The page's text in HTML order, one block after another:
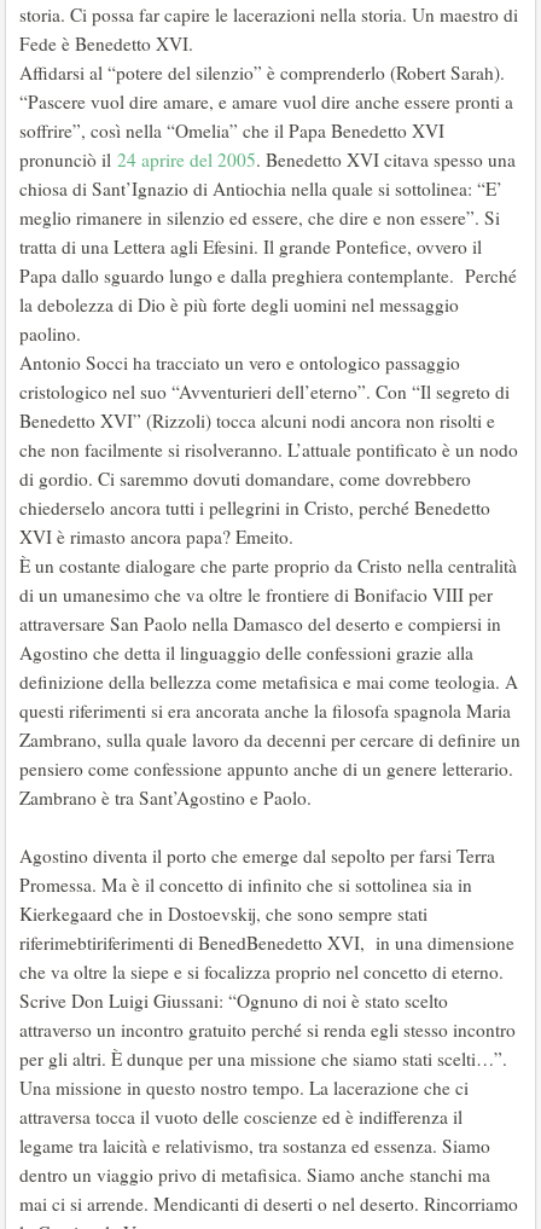
storia. Ci possa far capire le lacerazioni nella storia. Un maestro di
Fede è Benedetto XVI.
Affidarsi al “potere del silenzio” è comprenderlo (Robert Sarah).
“Pascere vuol dire amare, e amare vuol dire anche essere pronti a
soffrire”, così nella “Omelia” che il Papa Benedetto XVI
pronunciò il 24 aprire del 2005. Benedetto XVI citava spesso una
chiosa di Sant’Ignazio di Antiochia nella quale si sottolinea: “E’
meglio rimanere in silenzio ed essere, che dire e non essere”. Si
tratta di una Lettera agli Efesini. Il grande Pontefice, ovvero il
Papa dallo sguardo lungo e dalla preghiera contemplante. Perché
la debolezza di Dio è più forte degli uomini nel messaggio
paolino.
Antonio Socci ha tracciato un vero e ontologico passaggio
cristologico nel suo “Avventurieri dell’eterno”. Con “Il segreto di
Benedetto XVI” (Rizzoli) tocca alcuni nodi ancora non risolti e
che non facilmente si risolveranno. L’attuale pontificato è un nodo
di gordio. Ci saremmo dovuti domandare, come dovrebbero
chiederselo ancora tutti i pellegrini in Cristo, perché Benedetto
XVI è rimasto ancora papa? Emeito.
È un costante dialogare che parte proprio da Cristo nella centralità
di un umanesimo che va oltre le frontiere di Bonifacio VIII per
attraversare San Paolo nella Damasco del deserto e compiersi in
Agostino che detta il linguaggio delle confessioni grazie alla
definizione della bellezza come metafisica e mai come teologia. A
questi riferimenti si era ancorata anche la filosofa spagnola Maria
Zambrano, sulla quale lavoro da decenni per cercare di definire un
pensiero come confessione appunto anche di un genere letterario.
Zambrano è tra Sant’Agostino e Paolo.
Agostino diventa il porto che emerge dal sepolto per farsi Terra
Promessa. Ma è il concetto di infinito che si sottolinea sia in
Kierkegaard che in Dostoevskij, che sono sempre stati
riferimebtiriferimenti di BenedBenedetto XVI, in una dimensione
che va oltre la siepe e si focalizza proprio nel concetto di eterno.
Scrive Don Luigi Giussani: “Ognuno di noi è stato scelto
attraverso un incontro gratuito perché si renda egli stesso incontro
per gli altri. È dunque per una missione che siamo stati scelti…”.
Una missione in questo nostro tempo. La lacerazione che ci
attraversa tocca il vuoto delle coscienze ed è indifferenza il
legame tra laicità e relativismo, tra sostanza ed essenza. Siamo
dentro un viaggio privo di metafisica. Siamo anche stanchi ma
mai ci si arrende. Mendicanti di deserti o nel deserto. Rincorriamo